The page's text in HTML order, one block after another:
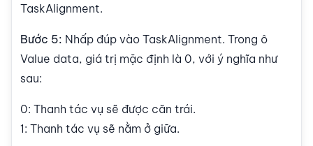
TaskAlignment.
Bước 5: Nhấp đúp vào TaskAlignment. Trong ô
Value data, giá trị mặc định là 0, với ý nghĩa như
sau:
0: Thanh tác vụ sẽ được căn trái.
1: Thanh tác vụ sẽ nằm ở giữa.